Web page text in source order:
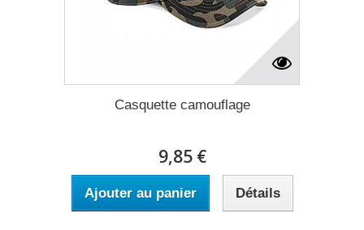
Casquette camouflage
9,85 €
Ajouter au panier Détails